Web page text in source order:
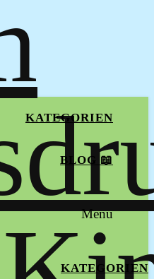
KATEGORIEN
BLOG 📖
Menu
KATEGORIEN